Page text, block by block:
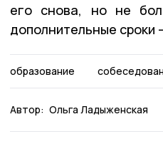
его снова, но не
дополнительные сроки
образование
Автор: Ольга Ладыженская